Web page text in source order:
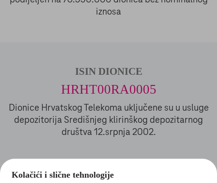
Kolačići i slične tehnologije
iznosa
ISIN DIONICE
HRHT00RA0005
Dionice Hrvatskog Telekoma uključene su u usluge
depozitorija Središnjeg klirinškog depozitarnog
društva 12.srpnja 2002.